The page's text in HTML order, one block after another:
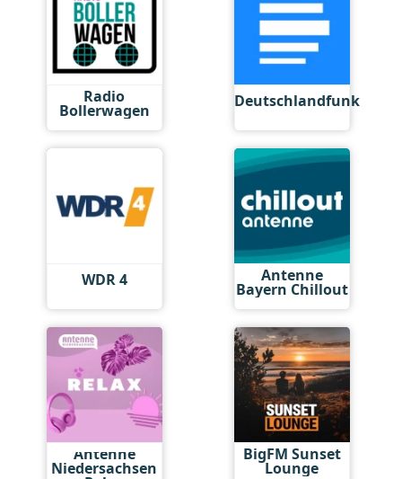
Radio
Bollerwagen Deutschlandfunk
WDR 4 Antenne
Bayern Chillout
Antenne
Niedersachsen
BigFM Sunset
Lounge